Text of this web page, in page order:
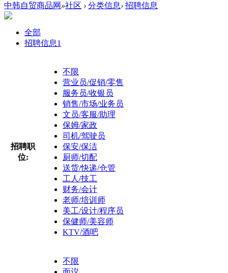
中韩自贸商品网 »社区 › 分类信息› 招聘信息
全部
招聘信息1
招聘职
位:
不限
营业员/促销/零售
服务员/收银员
销售/市场/业务员
文员/客服/助理
保姆/家政
司机/驾驶员
保安/保洁
厨师/切配
送货/快递/仓管
工人/技工
财务/会计
老师/培训师
美工/设计/程序员
保健师/美容师
KTV/酒吧
不限